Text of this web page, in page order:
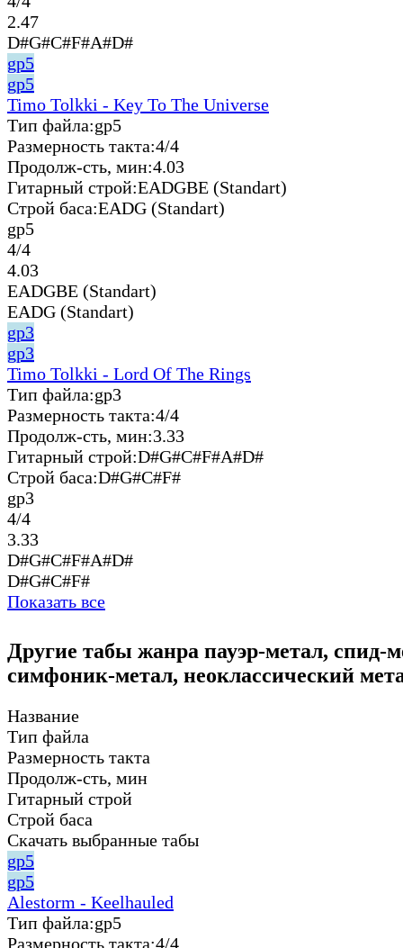
2.47
D#G#C#F#A#D#
gp5
gp5
Timo Tolkki - Key To The Universe
Тип файла:gp5
Размерность такта:4/4
Продолж-сть, мин:4.03
Гитарный строй:EADGBE (Standart)
Строй баса:EADG (Standart)
gp5
4/4
4.03
EADGBE (Standart)
EADG (Standart)
gp3
gp3
Timo Tolkki - Lord Of The Rings
Тип файла:gp3
Размерность такта:4/4
Продолж-сть, мин:3.33
Гитарный строй:D#G#C#F#A#D#
Строй баса:D#G#C#F#
gp3
4/4
3.33
D#G#C#F#A#D#
D#G#C#F#
Показать все
Другие табы жанра пауэр-метал, спид-
симфоник-метал, неоклассический
Название
Тип файла
Размерность такта
Продолж-сть, мин
Гитарный строй
Строй баса
Скачать выбранные табы
gp5
gp5
Alestorm - Keelhauled
Тип файла:gp5
Размерность такта:4/4